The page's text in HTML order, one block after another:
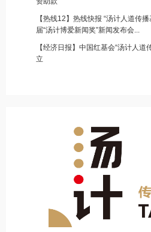
【热线12】热线快报 “汤计人道传
届“汤计博爱新闻奖”新闻发布会...
【经济日报】中国红基会“汤计人道
立